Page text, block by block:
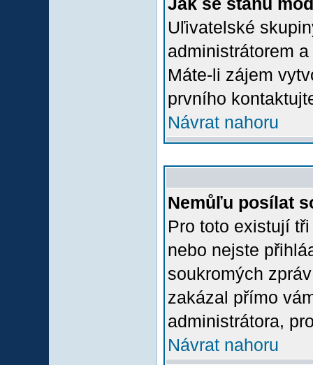
Uľivatelské
administrátorem
Máte-li zájem
prvního
Návrat nahoru
Nemůľu posílat
Pro toto existují
nebo nejste
soukromých
zakázal přímo
administrátora,
Návrat nahoru